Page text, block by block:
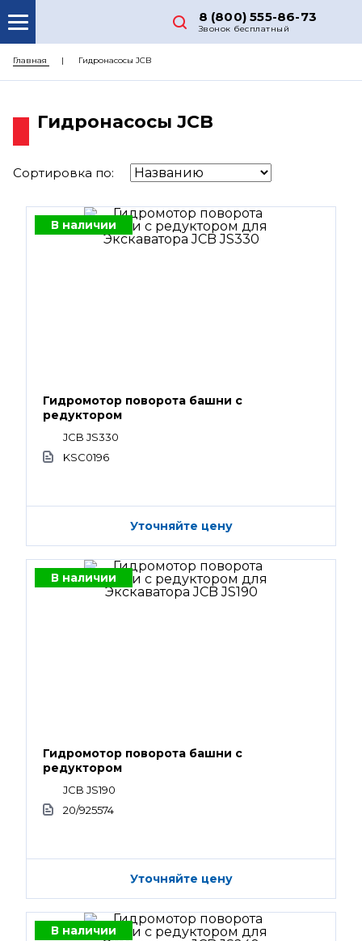
8 (800) 555-86-73
Звонок бесплатный
РЕМОНТ
ЦЕНЫ
КОНТАКТЫ
Главная Гидронасосы JCB
Гидронасосы JCB
Сортировка по:
В наличии
Гидромотор поворота башни с
редуктором
JCB JS330
KSC0196
Уточняйте цену
В наличии
Гидромотор поворота башни с
редуктором
JCB JS190
20/925574
Уточняйте цену
В наличии